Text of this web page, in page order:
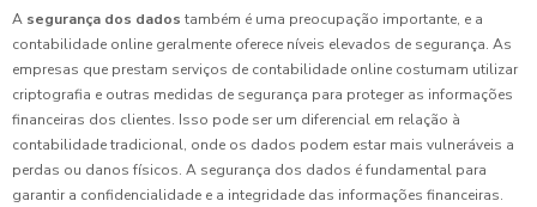
A segurança dos dados também é uma preocupação importante, e a
contabilidade online geralmente oferece níveis elevados de segurança. As
empresas que prestam serviços de contabilidade online costumam utilizar
criptografia e outras medidas de segurança para proteger as informações
financeiras dos clientes. Isso pode ser um diferencial em relação à
contabilidade tradicional, onde os dados podem estar mais vulneráveis a
perdas ou danos físicos. A segurança dos dados é fundamental para
garantir a confidencialidade e a integridade das informações financeiras.